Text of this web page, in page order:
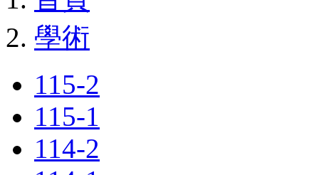
學術
115-2
115-1
114-2